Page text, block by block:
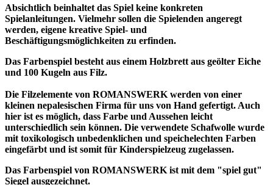
Absichtlich beinhaltet das Spiel keine konkreten
Spielanleitungen. Vielmehr sollen die Spielenden angeregt
werden, eigene kreative Spiel- und
Beschäftigungsmöglichkeiten zu erfinden.
Das Farbenspiel besteht aus einem Holzbrett aus geölter Eiche
und 100 Kugeln aus Filz.
Die Filzelemente von ROMANSWERK werden von einer
kleinen nepalesischen Firma für uns von Hand gefertigt. Auch
hier ist es möglich, dass Farbe und Aussehen leicht
unterschiedlich sein können. Die verwendete Schafwolle wurde
mit toxikologisch unbedenklichen und speichelechten Farben
eingefärbt und ist somit für Kinderspielzeug zugelassen.
Das Farbenspiel von ROMANSWERK ist mit dem "spiel gut"
Siegel ausgezeichnet.